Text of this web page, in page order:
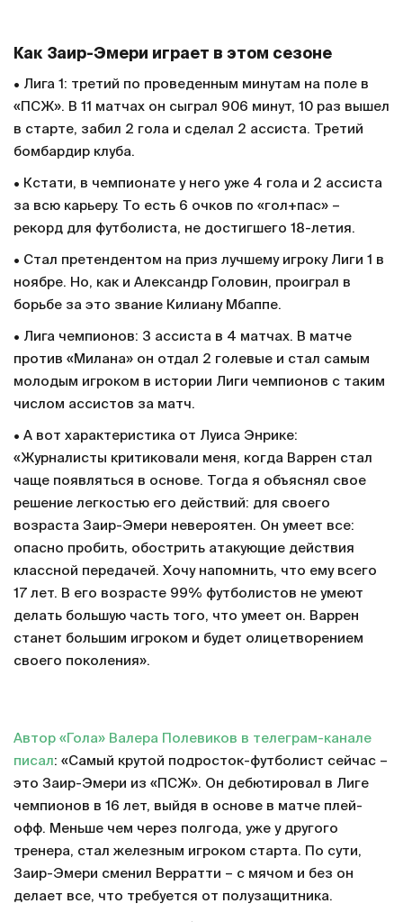
Как Заир-Эмери играет в этом сезоне
• Лига 1: третий по проведенным минутам на поле в
«ПСЖ». В 11 матчах он сыграл 906 минут, 10 раз вышел
в старте, забил 2 гола и сделал 2 ассиста. Третий
бомбардир клуба.
• Кстати, в чемпионате у него уже 4 гола и 2 ассиста
за всю карьеру. То есть 6 очков по «гол+пас» –
рекорд для футболиста, не достигшего 18-летия.
• Стал претендентом на приз лучшему игроку Лиги 1 в
ноябре. Но, как и Александр Головин, проиграл в
борьбе за это звание Килиану Мбаппе.
• Лига чемпионов: 3 ассиста в 4 матчах. В матче
против «Милана» он отдал 2 голевые и стал самым
молодым игроком в истории Лиги чемпионов с таким
числом ассистов за матч.
• А вот характеристика от Луиса Энрике:
«Журналисты критиковали меня, когда Варрен стал
чаще появляться в основе. Тогда я объяснял свое
решение легкостью его действий: для своего
возраста Заир-Эмери невероятен. Он умеет все:
опасно пробить, обострить атакующие действия
классной передачей. Хочу напомнить, что ему всего
17 лет. В его возрасте 99% футболистов не умеют
делать большую часть того, что умеет он. Варрен
станет большим игроком и будет олицетворением
своего поколения».
Автор «Гола» Валера Полевиков в телеграм-канале
писал: «Самый крутой подросток-футболист сейчас –
это Заир-Эмери из «ПСЖ». Он дебютировал в Лиге
чемпионов в 16 лет, выйдя в основе в матче плей-
офф. Меньше чем через полгода, уже у другого
тренера, стал железным игроком старта. По сути,
Заир-Эмери сменил Верратти – с мячом и без он
делает все, что требуется от полузащитника.